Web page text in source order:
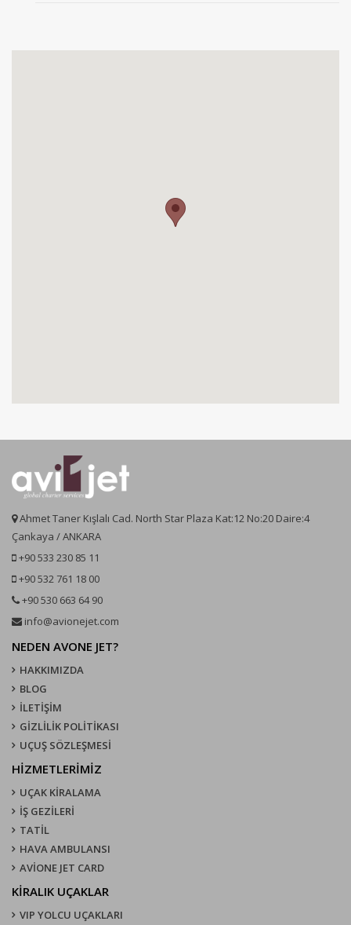
Ahmet Taner Kışlalı Cad. North Star Plaza Kat:12 No:20 Daire:4
Çankaya / ANKARA
+90 533 230 85 11
+90 532 761 18 00
+90 530 663 64 90
info@avionejet.com
NEDEN AVONE JET?
HAKKIMIZDA
BLOG
İLETİŞİM
GİZLİLİK POLİTİKASI
UÇUŞ SÖZLEŞMESI
HİZMETLERİMİZ
UÇAK KIRALAMA
İŞ GEZİLERİ
TATİL
HAVA AMBULANSI
AVİONE JET CARD
KIRALIK UÇAKLAR
VIP YOLCU UÇAKLARI